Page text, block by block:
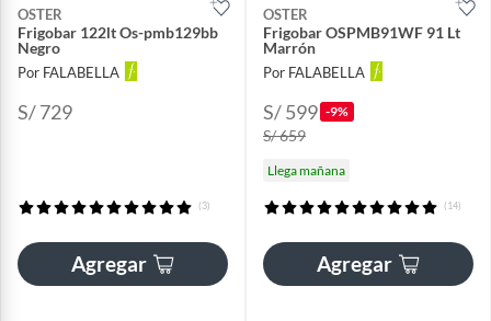
OSTER
Frigobar 122lt Os-pmb129bb
Negro
Por FALABELLA
S/ 729
(3)
Agregar
OSTER
Frigobar OSPMB91WF 91 Lt
Marrón
Por FALABELLA
S/ 599 -9%
S/ 659
Llega mañana
(14)
Agregar